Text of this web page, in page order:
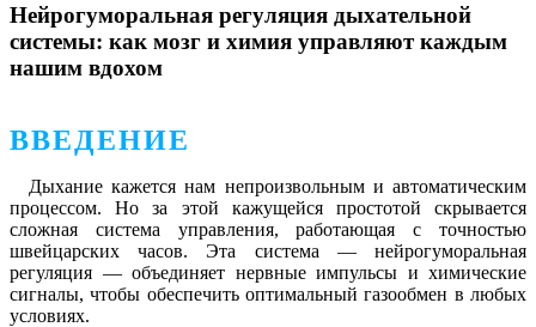
Нейрогуморальная регуляция дыхательной
системы: как мозг и химия управляют каждым
нашим вдохом
ВВЕДЕНИЕ
Дыхание кажется нам непроизвольным и автоматическим
процессом. Но за этой кажущейся простотой скрывается
сложная система управления, работающая с точностью
швейцарских часов. Эта система — нейрогуморальная
регуляция — объединяет нервные импульсы и химические
сигналы, чтобы обеспечить оптимальный газообмен в любых
условиях.